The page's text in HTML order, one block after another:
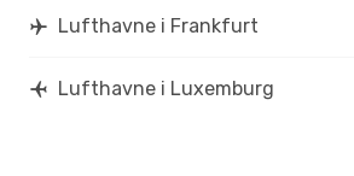
Lufthavne i Frankfurt
Lufthavne i Luxemburg